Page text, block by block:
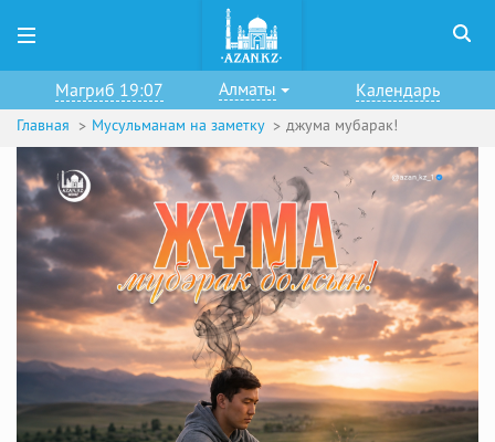
Магриб 19:07 Алматы Календарь
Главная Мусульманам на заметку джума мубарак!